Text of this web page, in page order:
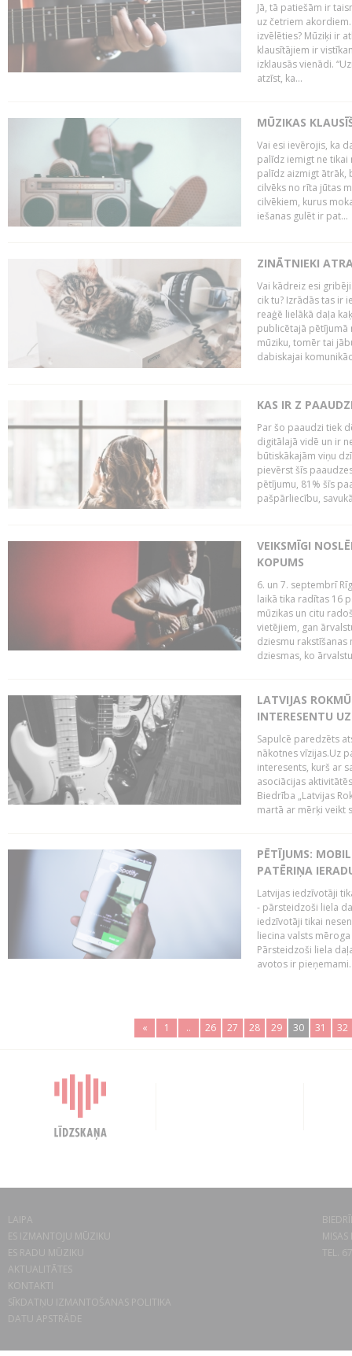
Jā, tā patiešām ir
uz četriem
izvēlēties? Mūziķi ir
klausītājiem ir
izklausās vienādi.
atzīst, ka...
MŪZIKAS
Vai esi ievērojis, ka
palīdz iemigt ne tikai
palīdz aizmigt ātrāk,
cilvēks no rīta jūtas
cilvēkiem, kurus
iešanas gulēt ir pat...
ZINĀTNIEKI
Vai kādreiz esi
cik tu? Izrādās tas ir
reaģē lielākā daļa
publicētajā pētījumā
mūziku, tomēr tai
dabiskajai
KAS IR Z
Par šo paaudzi tiek
digitālajā vidē un ir
būtiskākajām viņu
pievērst šīs
pētījumu, 81% šīs
pašpārliecību,
VEIKSMĪGI
KOPUMS
6. un 7. septembrī
laikā tika radītas 16
mūzikas un citu
vietējiem, gan
dziesmu
dziesmas, ko
LATVIJAS
INTERESENTU
Sapulcē paredzēts
nākotnes vīzijas.Uz
interesents, kurš ar
asociācijas
Biedrība „Latvijas
martā ar mērķi veikt
PĒTĪJUMS:
PATĒRIŅA
Latvijas iedzīvotāji
- pārsteidzoši liela
iedzīvotāji tikai
liecina valsts
Pārsteidzoši liela
avotos ir
« 1 .. 26 27 28 29 30 31 32
LAIPA
ES IZMANTOJU MŪZIKU
ES RADU MŪZIKU
AKTUALITĀTES
KONTAKTI
SĪKDATŅU IZMANTOŠANAS POLITIKA
DATU APSTRĀDE
TEL.